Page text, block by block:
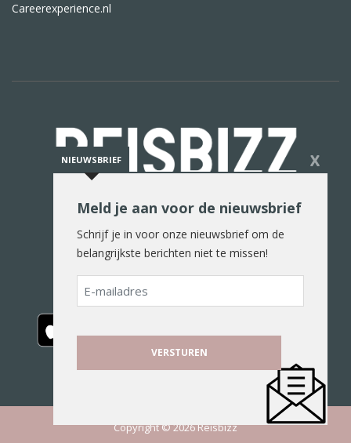
Careerexperience.nl
De reiswereld in woord en beeld
Copyright © 2026 Reisbizz
NIEUWSBRIEF X
Meld je aan voor de nieuwsbrief
Schrijf je in voor onze nieuwsbrief om de
belangrijkste berichten niet te missen!
E-
mailadres